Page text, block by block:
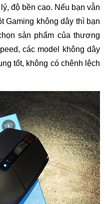
độ bền cao. Nếu bạn vẫn
Gaming không dây thì bạn
sản phẩm của thương
các model không dây
tốt, không có chênh lệch